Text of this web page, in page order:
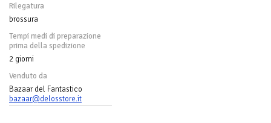
Rilegatura
brossura
Tempi medi di preparazione
prima della spedizione
2 giorni
Venduto da
Bazaar del Fantastico
bazaar@delosstore.it